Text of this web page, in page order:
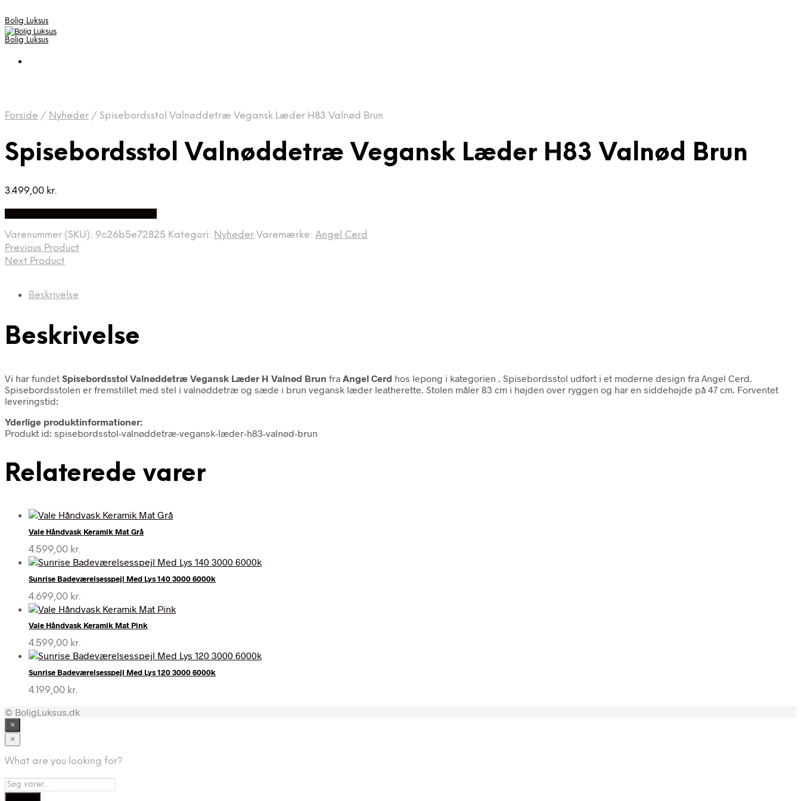
Bolig Luksus
Bolig Luksus
Forside / Nyheder / Spisebordsstol Valnøddetræ Vegansk Læder H83 Valnød Brun
Spisebordsstol Valnøddetræ Vegansk Læder H83 Valnød Brun
3.499,00 kr.
Varenummer (SKU): 9c26b5e72825 Kategori: Nyheder Varemærke: Angel Cerd
Previous Product
Next Product
Beskrivelse
Beskrivelse
Vi har fundet Spisebordsstol Valnøddetræ Vegansk Læder H Valnød Brun fra Angel Cerd hos lepong i kategorien
. Spisebordsstol udført i et moderne design fra Angel Cerd.
Spisebordsstolen er fremstillet med stel i valnøddetræ og sæde i brun vegansk læder leatherette. Stolen måler 83 cm i højden over ryggen og har en siddehøjde på 47 cm. Forventet
leveringstid:
Yderlige produktinformationer:
Produkt id: spisebordsstol-valnøddetræ-vegansk-læder-h83-valnød-brun
Relaterede varer
Vale Håndvask Keramik Mat Grå
4.599,00 kr.
Sunrise Badeværelsesspejl Med Lys 140 3000 6000k
4.699,00 kr.
Vale Håndvask Keramik Mat Pink
4.599,00 kr.
Sunrise Badeværelsesspejl Med Lys 120 3000 6000k
4.199,00 kr.
© BoligLuksus.dk
×
×
What are you looking for?